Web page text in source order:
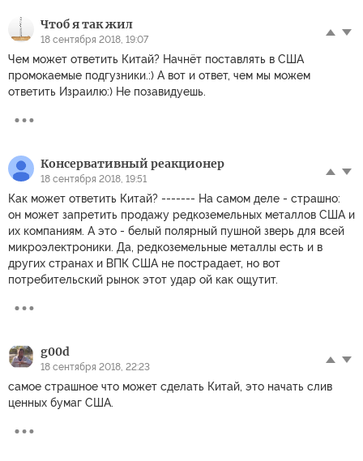
Чтоб я так жил
18 сентября 2018, 19:07
Чем может ответить Китай? Начнёт поставлять в США
промокаемые подгузники.:) А вот и ответ, чем мы можем
ответить Израилю:) Не позавидуешь.
Консервативный реакционер
18 сентября 2018, 19:51
Как может ответить Китай? ------- На самом деле - страшно:
он может запретить продажу редкоземельных металлов США и
их компаниям. А это - белый полярный пушной зверь для всей
микроэлектроники. Да, редкоземельные металлы есть и в
других странах и ВПК США не пострадает, но вот
потребительский рынок этот удар ой как ощутит.
g00d
18 сентября 2018, 22:23
самое страшное что может сделать Китай, это начать слив
ценных бумаг США.